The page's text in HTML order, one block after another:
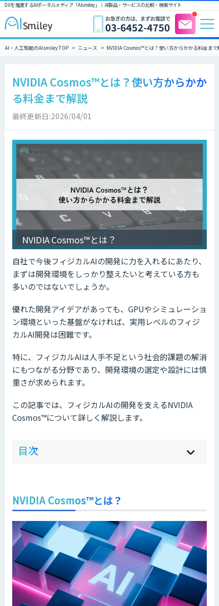
DXを推進するAIポータルメディア「AIsmiley」｜ AI製品・サービスの比較・検索サイト
AI・人工知能のAIsmiley TOP ニュース NVIDIA Cosmos™とは？使い方からかかる料金まで
NVIDIA Cosmos™とは？使い方からかか
る料金まで解説
最終更新日:2026/04/01
NVIDIA Cosmos™とは？
自社で今後フィジカルAIの開発に力を入れるにあたり、
まずは開発環境をしっかり整えたいと考えている方も
多いのではないでしょうか。
優れた開発アイデアがあっても、GPUやシミュレーショ
ン環境といった基盤がなければ、実用レベルのフィジ
カルAI開発は困難です。
特に、フィジカルAIは人手不足という社会的課題の解消
にもつながる分野であり、開発環境の選定や設計には慎
重さが求められます。
この記事では、フィジカルAIの開発を支えるNVIDIA
Cosmos™について詳しく解説します。
目次 hi
]
sh
]
NVIDIA Cosmos™とは？